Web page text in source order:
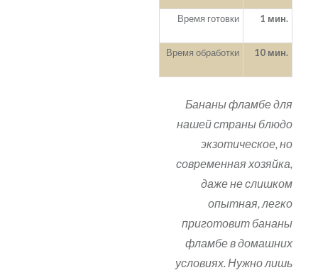
Время готовки 1 мин.
Время обработки 10 мин.
Бананы фламбе для
нашей страны блюдо
экзотическое, но
современная хозяйка,
даже не слишком
опытная, легко
приготовит бананы
фламбе в домашних
условиях. Нужно лишь